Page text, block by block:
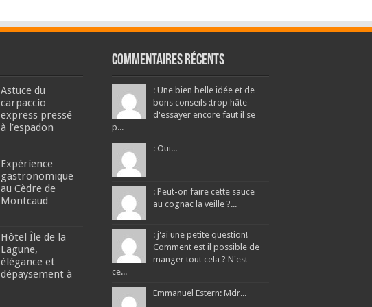
Astuce du
carpaccio
express pressé
à l’espadon
Expérience
gastronomique
au Cèdre de
Montcaud
Hôtel Île de la
Lagune,
élégance et
dépaysement à
Commentaires récents
: Une bien belle idée et de
bons conseils :trop hâte
d'essayer encore faut il se
p...
: Oui...
: Peut-on faire cette sauce
au cognac la veille ?...
: j'ai une petite question!
Comment est il possible de
manger tout cela ? N'est
ce...
Emmanuel Estern: Mdr...